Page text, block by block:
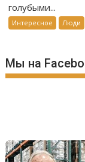
голубыми...
Интересное Люди
Мы на